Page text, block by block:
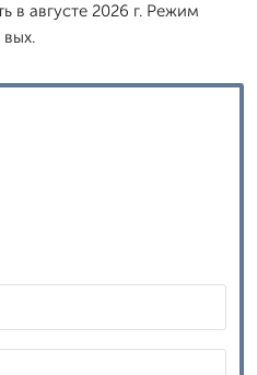
в августе 2026 г. Режим